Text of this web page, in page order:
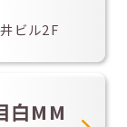
ビル2F
白MM